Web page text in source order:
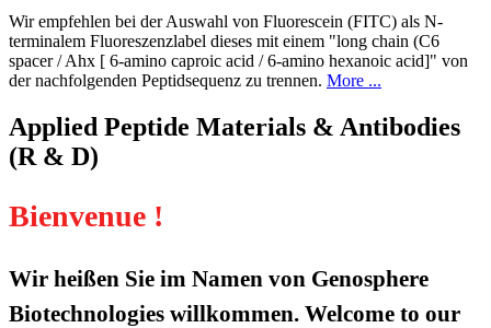
Wir empfehlen bei der Auswahl von Fluorescein (FITC) als N-
terminalem Fluoreszenzlabel dieses mit einem "long chain (C6
spacer / Ahx [ 6-amino caproic acid / 6-amino hexanoic acid]" von
der nachfolgenden Peptidsequenz zu trennen. More ...
Applied Peptide Materials & Antibodies
(R & D)
Bienvenue !
Wir heißen Sie im Namen von Genosphere
Biotechnologies willkommen. Welcome to our